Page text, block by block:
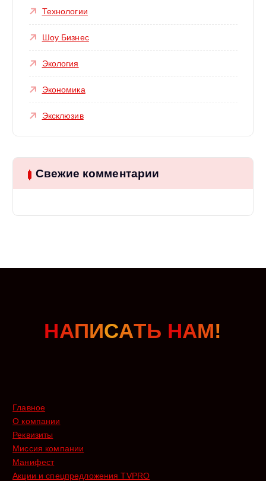
Технологии
Шоу Бизнес
Экология
Экономика
Эксклюзив
Свежие комментарии
НАПИСАТЬ НАМ!
Главное
О компании
Реквизиты
Миссия компании
Манифест
Акции и спецпредложения TVPRO